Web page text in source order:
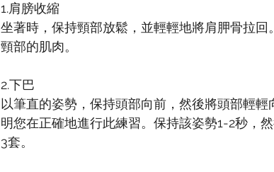
1.肩膀收縮
坐著時，保持頸部放鬆，並輕輕地將肩胛骨拉
頸部的肌肉。
2.下巴
以筆直的姿勢，保持頭部向前，然後將頭部輕
明您在正確地進行此練習。保持該姿勢1-2秒，
3套。